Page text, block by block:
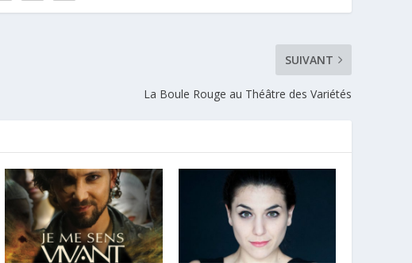
SUIVANT
La Boule Rouge au Théâtre des Variétés